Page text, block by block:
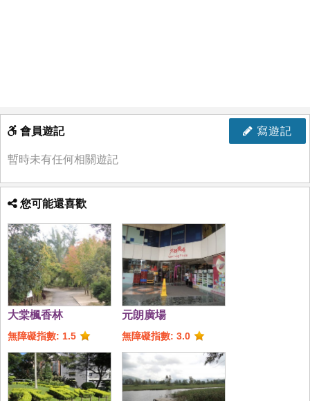
寫遊記
會員遊記
暫時未有任何相關遊記
您可能還喜歡
大棠楓香林
無障礙指數: 1.5
元朗廣場
無障礙指數: 3.0